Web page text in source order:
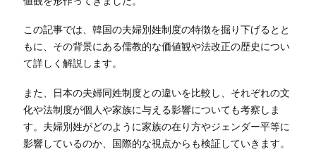
この記事では、韓国の夫婦別姓制度の特徴を掘り下げるとと
もに、その背景にある儒教的な価値観や法改正の歴史につい
て詳しく解説します。
ま た、日本の夫婦同姓制度との違いを比較し、それぞれの文
化や法制度が個人や家族に与える影響についても考察しま
す。夫婦別姓がどのように家族の在り方やジェンダー平等に
影響しているのか、国際的な視点からも検証していきます。